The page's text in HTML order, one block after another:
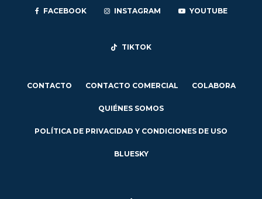
FACEBOOK INSTAGRAM YOUTUBE
TIKTOK
CONTACTO CONTACTO COMERCIAL COLABORA
QUIÉNES SOMOS
POLÍTICA DE PRIVACIDAD Y CONDICIONES DE USO
BLUESKY